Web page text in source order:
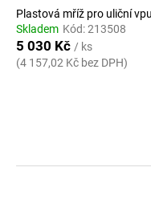
Plastová mříž pro uliční
Skladem Kód:213508
5 030 Kč / ks
(4 157,02 Kč bez DPH)